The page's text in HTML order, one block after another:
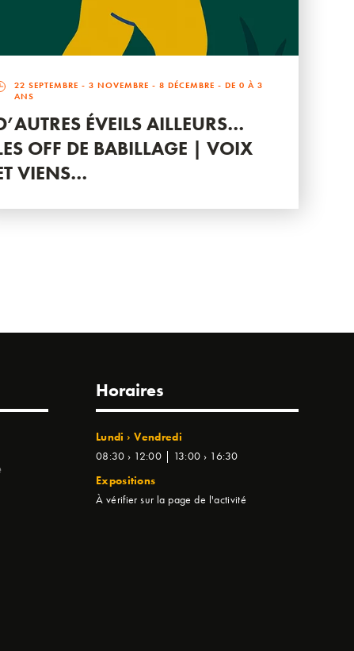
22 SEPTEMBRE -3 NOVEMBRE -8 DÉCEMBRE - DE 0 À 3
ANS
ÉVEILS AILLEURS…
OFF DE BABILLAGE | VOIX
VIENS…
Horaires
Lundi › Vendredi
08:30 › 12:00 | 13:00 › 16:30
Expositions
À vérifier sur la page de l'activité